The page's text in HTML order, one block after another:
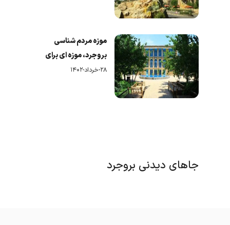
موزه مردم شناسی
بروجرد، موزه ای برای
نمایش تاریخ
۲۸-خرداد-۱۴۰۲
جاهای دیدنی بروجرد